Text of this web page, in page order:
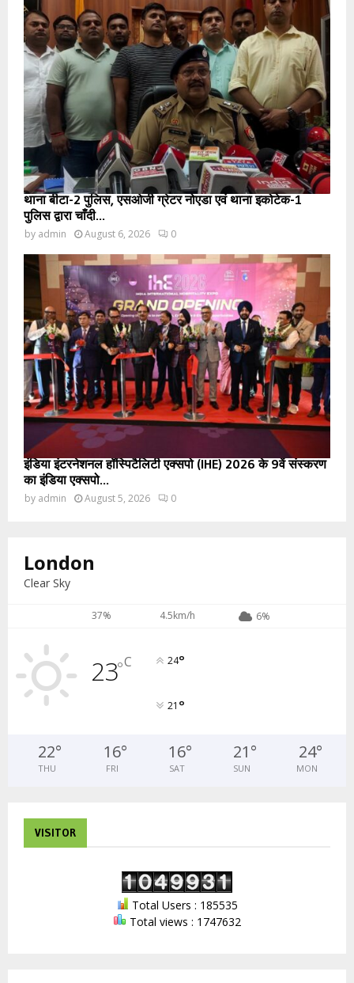
थाना बीटा-2 पुलिस, एसओजी ग्रेटर नोएडा एवं थाना इकोटेक-1
पुलिस द्वारा चाँदी...
by admin August 6, 2026 0
इंडिया इंटरनेशनल हॉस्पिटैलिटी एक्सपो (IHE) 2026 के 9वें संस्करण
का इंडिया एक्सपो...
by admin August 5, 2026 0
London
Clear Sky
37% 4.5km/h 6%
23°C 24°
21 °
22°
THU
16°
FRI
16°
SAT
21°
SUN
24°
MON
VISITOR
Total Users : 185535
Total views : 1747632